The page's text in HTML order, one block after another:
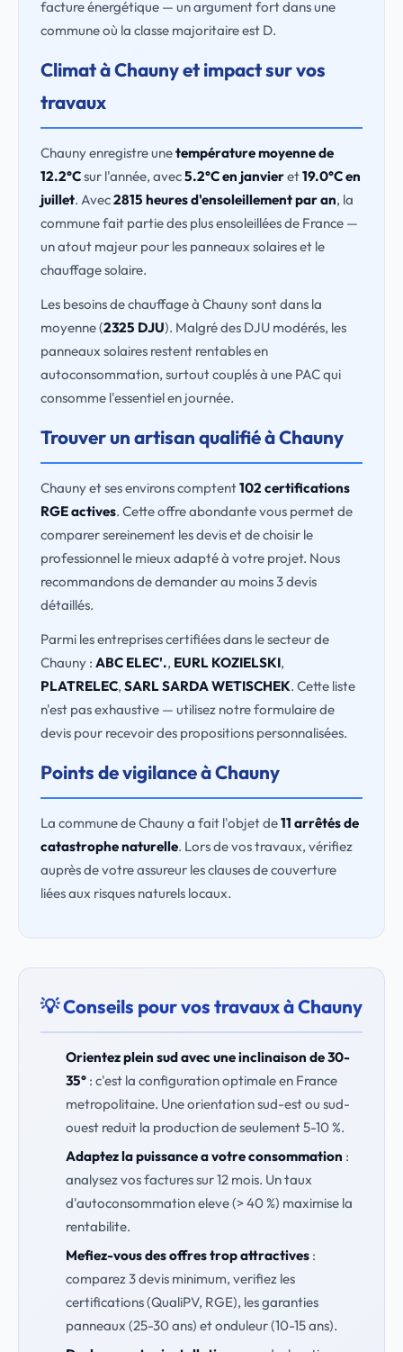
facture énergétique — un argument fort dans une
commune où la classe majoritaire est D.
Climat à Chauny et impact sur vos
travaux
Chauny enregistre unetempérature moyenne de
12.2°Csur l'année, avec5.2°C en janvieret19.0°C en
juillet. Avec2815 heures d'ensoleillement par an, la
commune fait partie des plus ensoleillées de France —
un atout majeur pour les panneaux solaires et le
chauffage solaire.
Les besoins de chauffage à Chauny sont dans la
moyenne (2325 DJU). Malgré des DJU modérés, les
panneaux solaires restent rentables en
autoconsommation, surtout couplés à une PAC qui
consomme l'essentiel en journée.
Trouver un artisan qualifié à Chauny
Chauny et ses environs comptent102 certifications
RGE actives. Cette offre abondante vous permet de
comparer sereinement les devis et de choisir le
professionnel le mieux adapté à votre projet. Nous
recommandons de demander au moins 3 devis
détaillés.
Parmi les entreprises certifiées dans le secteur de
Chauny : ABC ELEC'., EURL KOZIELSKI,
PLATRELEC, SARL SARDA WETISCHEK. Cette liste
n'est pas exhaustive — utilisez notre formulaire de
devis pour recevoir des propositions personnalisées.
Points de vigilance à Chauny
La commune de Chauny a fait l'objet de11 arrêtés de
catastrophe naturelle. Lors de vos travaux, vérifiez
auprès de votre assureur les clauses de couverture
liées aux risques naturels locaux.
💡 Conseils pour vos travaux à Chauny
Orientez plein sud avec une inclinaison de 30-
35°: c'est la configuration optimale en France
metropolitaine. Une orientation sud-est ou sud-
ouest reduit la production de seulement 5-10 %.
Adaptez la puissance a votre consommation :
analysez vos factures sur 12 mois. Un taux
d'autoconsommation eleve (> 40 %) maximise la
rentabilite.
Mefiez-vous des offres trop attractives:
comparez 3 devis minimum, verifiez les
certifications (QualiPV, RGE), les garanties
panneaux (25-30 ans) et onduleur (10-15 ans).